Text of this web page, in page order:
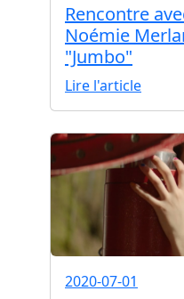
Rencontre
Noémie
"Jumbo"
Lire l'article
2020-07-01